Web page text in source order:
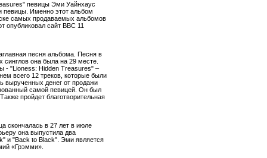
певицы Эми Уайнхаус
Именно этот альбом
самых продаваемых альбомов
опубликовал сайт ВВС 11
песня альбома. Песня в
она была на 29 месте.
- "Lioness: Hidden Treasures" –
всего 12 треков, которые были
вырученных денег от продажи
самой певицей. Он был
пройдет благотворительная
скончалась в 27 лет в июле
она выпустила два
и "Back to Black". Эми является
«Грэмми».